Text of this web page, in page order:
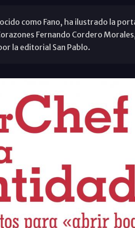
como Fano, ha ilustrado la
Fernando Cordero
la editorial San Pablo.